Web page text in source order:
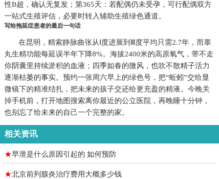
性B超，确认无复发；第365天：若配偶仍未受孕，可行配偶双方
一站式生殖评估，必要时转入辅助生殖绿色通道。
写给拖延症患者的最后一句话
在昆明，精索静脉曲张从Ⅰ度进展到Ⅲ度平均只需2.7年，而睾
丸生精功能每延误半年下降8%。海拔2400米的高原氧气，带不走
你阴囊里持续淤积的血液；四季如春的微风，也吹不散精子活力
逐渐枯萎的事实。预约一张周六早上的绿色号，把“蚯蚓”交给显
微镜下的精准结扎，把未来的孩子交还给更充盈的精液。今晚关
掉手机前，打开地图搜索离你最近的公立医院，再晚睡十分钟，
也别忘了给未来的自己一个完整的家。
相关资讯
★早泄是什么原因引起的 如何预防
★北京前列腺炎治疗费用大概多少钱